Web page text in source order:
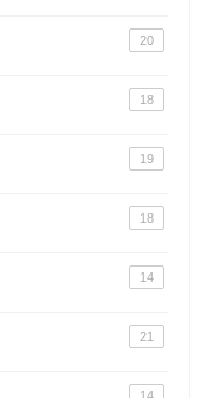
20
18
19
18
14
21